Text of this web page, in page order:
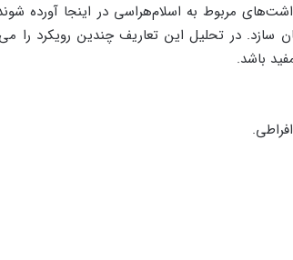
مربوط به اسلام‌هراسی در اینجا آورده
سازد. در تحلیل این تعاریف چندین رویکرد را
باشد.